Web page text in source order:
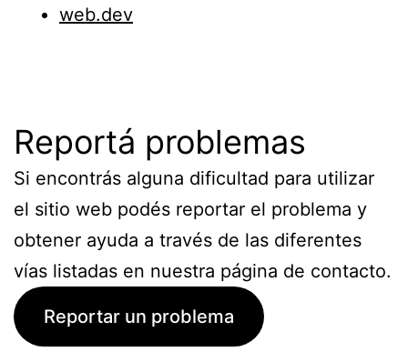
web.dev
Reportá problemas
Si encontrás alguna dificultad para utilizar
el sitio web podés reportar el problema y
obtener ayuda a través de las diferentes
vías listadas en nuestra página de contacto.
Reportar un problema